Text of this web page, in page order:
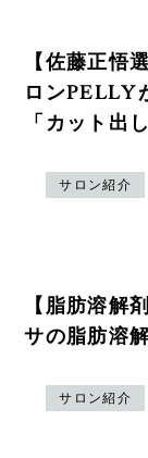
【佐藤正悟
ロンPELLY
「カット出
サロン紹介
【脂肪溶解
サの脂肪溶
サロン紹介